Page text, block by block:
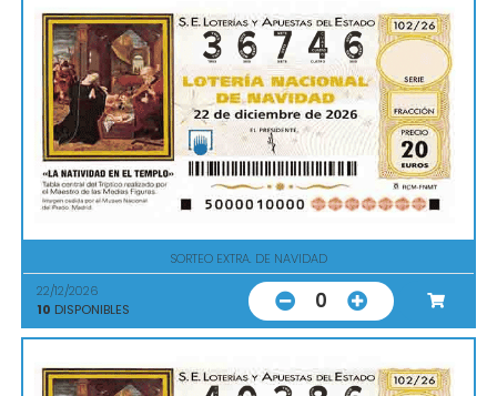
SORTEO EXTRA. DE NAVIDAD
22/12/2026
10 DISPONIBLES 0